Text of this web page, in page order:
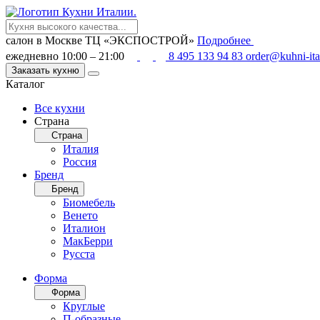
салон в Москве ТЦ «ЭКСПОСТРОЙ» Подробнее
ежедневно 10:00 – 21:00
8 495 133 94 83 order@kuhni-
Заказать кухню
Каталог
Все кухни
Страна
Страна
Италия
Россия
Бренд
Бренд
Биомебель
Венето
Италион
МакБерри
Русста
Форма
Форма
Круглые